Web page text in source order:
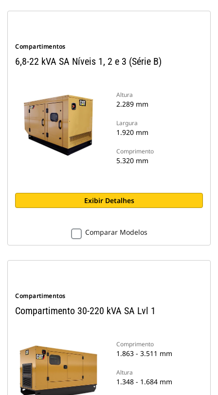
Compartimentos
6,8-22 kVA SA Níveis 1, 2 e 3 (Série B)
Altura
2.289 mm
Largura
1.920 mm
Comprimento
5.320 mm
Exibir Detalhes
Comparar Modelos
Compartimentos
Compartimento 30-220 kVA SA Lvl 1
Comprimento
1.863 - 3.511 mm
Altura
1.348 - 1.684 mm